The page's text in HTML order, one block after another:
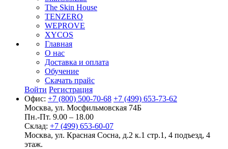
The Skin House
TENZERO
WEPROVE
XYCOS
Главная
О нас
Доставка и оплата
Обучение
Скачать прайс
Войти Регистрация
Офис: +7 (800) 500-70-68 +7 (499) 653-73-62
Москва, ул. Мосфильмовская 74Б
Пн.-Пт. 9.00 – 18.00
Склад: +7 (499) 653-60-07
Москва, ул. Красная Сосна, д.2 к.1 стр.1, 4 подъезд, 4
этаж.